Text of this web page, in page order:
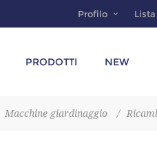
Profilo
PRODOTTI NEW
Macchine giardinaggio /